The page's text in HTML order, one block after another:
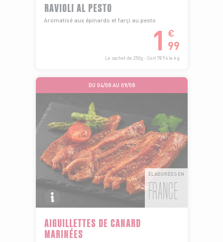
RAVIOLI AL PESTO
Aromatisé aux épinards et farçi au pesto
1 €
99
Le sachet de 250g - Soit 7€96 le kg
DU 04/08 AU 09/08
ÉLABORÉES EN
FRANCE
AIGUILLETTES DE CANARD
MARINÉES